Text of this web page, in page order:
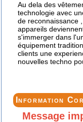
Au dela des
technologie avec
de reconnaissance
appareils
s'immerger dans
équipement
clients une
nouvelles techno
Information
Message